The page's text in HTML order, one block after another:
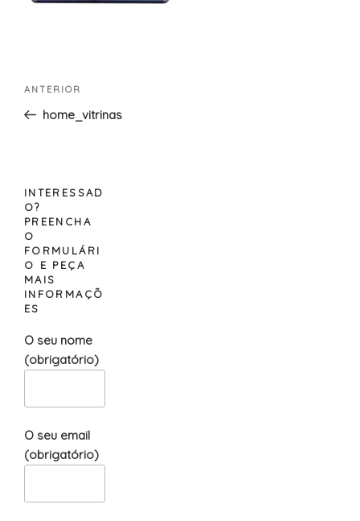
artigos
Conteúdo
anterior
ANTERIOR
home_vitrinas
INTERESSAD
O?
PREENCHA
O
FORMULÁRI
O E PEÇA
MAIS
INFORMAÇÕ
ES
O seu nome
(obrigatório)
O seu email
(obrigatório)